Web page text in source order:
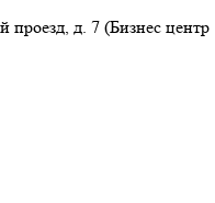
проезд, д. 7 (Бизнес